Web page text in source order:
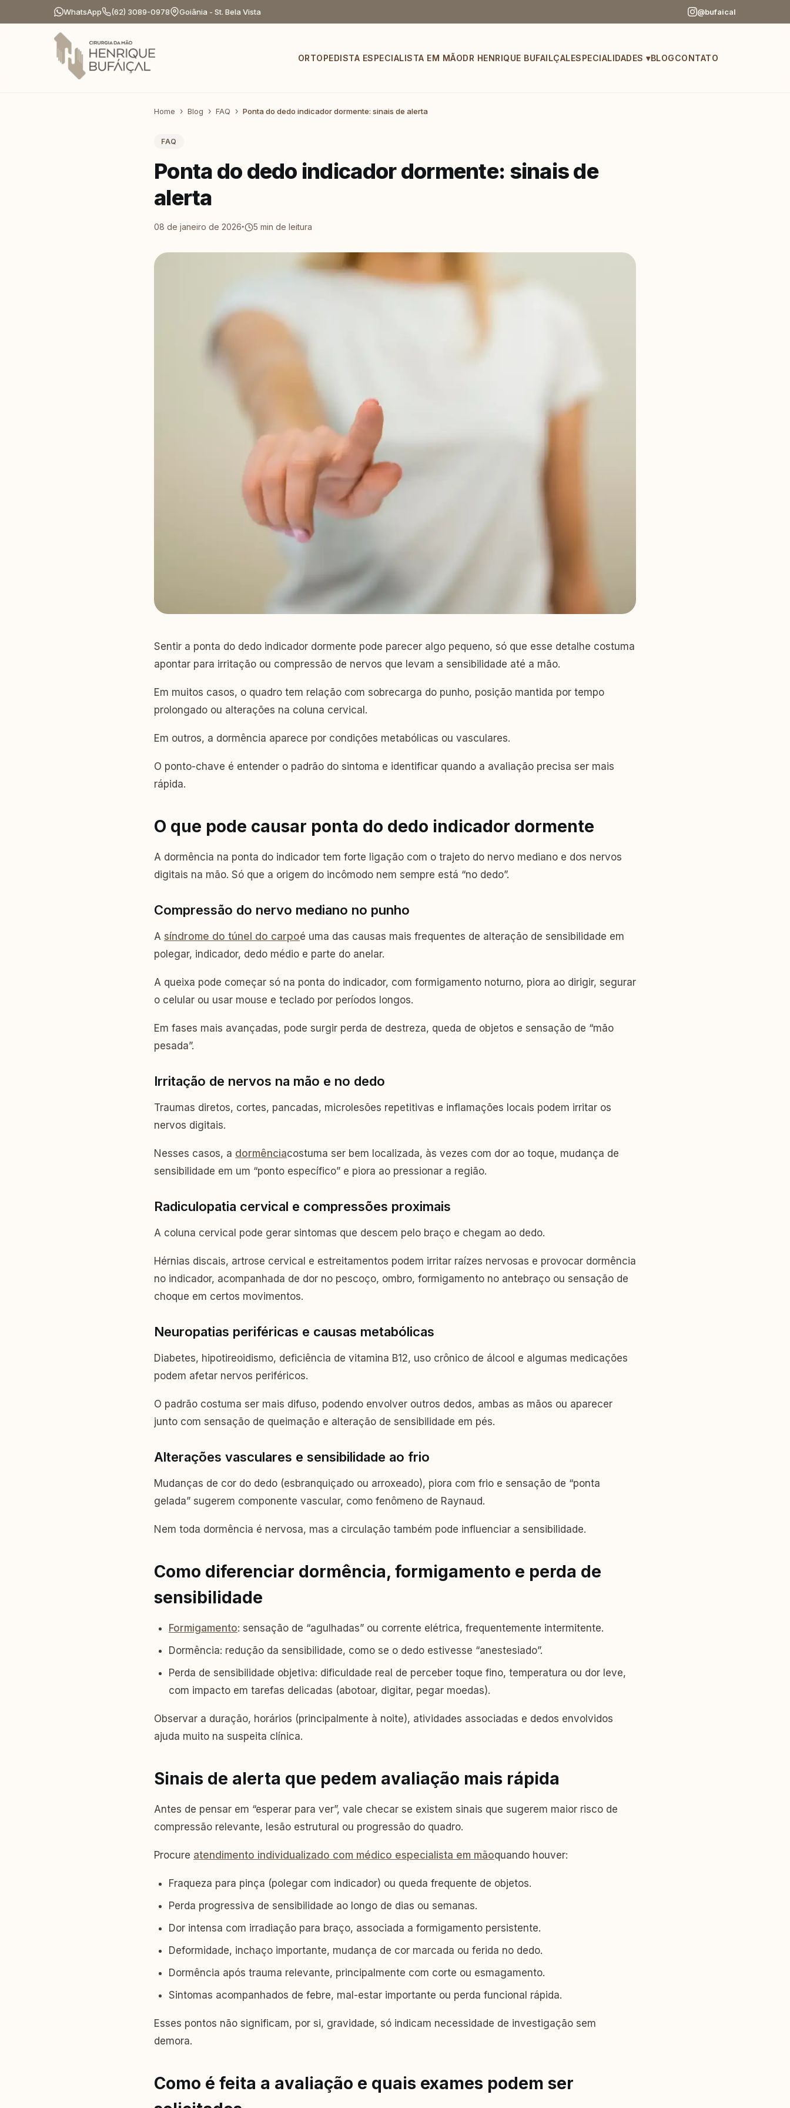
WhatsApp (62) 3089-0978 Goiânia - St. Bela Vista @bufaical
ORTOPEDISTA ESPECIALISTA EM MÃODR HENRIQUE BUFAILÇALESPECIALIDADES ▾BLOGCONTATO
Home Blog FAQ Ponta do dedo indicador dormente: sinais de alerta
FAQ
Ponta do dedo indicador dormente: sinais de
alerta
08 de janeiro de 2026· 5 min de leitura
Sentir a ponta do dedo indicador dormente pode parecer algo pequeno, só que esse detalhe costuma
apontar para irritação ou compressão de nervos que levam a sensibilidade até a mão.
Em muitos casos, o quadro tem relação com sobrecarga do punho, posição mantida por tempo
prolongado ou alterações na coluna cervical.
Em outros, a dormência aparece por condições metabólicas ou vasculares.
O ponto-chave é entender o padrão do sintoma e identificar quando a avaliação precisa ser mais
rápida.
O que pode causar ponta do dedo indicador dormente
A dormência na ponta do indicador tem forte ligação com o trajeto do nervo mediano e dos nervos
digitais na mão. Só que a origem do incômodo nem sempre está “no dedo”.
Compressão do nervo mediano no punho
A síndrome do túnel do carpoé uma das causas mais frequentes de alteração de sensibilidade em
polegar, indicador, dedo médio e parte do anelar.
A queixa pode começar só na ponta do indicador, com formigamento noturno, piora ao dirigir, segurar
o celular ou usar mouse e teclado por períodos longos.
Em fases mais avançadas, pode surgir perda de destreza, queda de objetos e sensação de “mão
pesada”.
Irritação de nervos na mão e no dedo
Traumas diretos, cortes, pancadas, microlesões repetitivas e inflamações locais podem irritar os
nervos digitais.
Nesses casos, a dormênciacostuma ser bem localizada, às vezes com dor ao toque, mudança de
sensibilidade em um “ponto específico” e piora ao pressionar a região.
Radiculopatia cervical e compressões proximais
A coluna cervical pode gerar sintomas que descem pelo braço e chegam ao dedo.
Hérnias discais, artrose cervical e estreitamentos podem irritar raízes nervosas e provocar dormência
no indicador, acompanhada de dor no pescoço, ombro, formigamento no antebraço ou sensação de
choque em certos movimentos.
Neuropatias periféricas e causas metabólicas
Diabetes, hipotireoidismo, deficiência de vitamina B12, uso crônico de álcool e algumas medicações
podem afetar nervos periféricos.
O padrão costuma ser mais difuso, podendo envolver outros dedos, ambas as mãos ou aparecer
junto com sensação de queimação e alteração de sensibilidade em pés.
Alterações vasculares e sensibilidade ao frio
Mudanças de cor do dedo (esbranquiçado ou arroxeado), piora com frio e sensação de “ponta
gelada” sugerem componente vascular, como fenômeno de Raynaud.
Nem toda dormência é nervosa, mas a circulação também pode influenciar a sensibilidade.
Como diferenciar dormência, formigamento e perda de
sensibilidade
Formigamento: sensação de “agulhadas” ou corrente elétrica, frequentemente intermitente.
Dormência: redução da sensibilidade, como se o dedo estivesse “anestesiado”.
Perda de sensibilidade objetiva: dificuldade real de perceber toque fino, temperatura ou dor leve,
com impacto em tarefas delicadas (abotoar, digitar, pegar moedas).
Observar a duração, horários (principalmente à noite), atividades associadas e dedos envolvidos
ajuda muito na suspeita clínica.
Sinais de alerta que pedem avaliação mais rápida
Antes de pensar em “esperar para ver”, vale checar se existem sinais que sugerem maior risco de
compressão relevante, lesão estrutural ou progressão do quadro.
Procure atendimento individualizado com médico especialista em mãoquando houver:
Fraqueza para pinça (polegar com indicador) ou queda frequente de objetos.
Perda progressiva de sensibilidade ao longo de dias ou semanas.
Dor intensa com irradiação para braço, associada a formigamento persistente.
Deformidade, inchaço importante, mudança de cor marcada ou ferida no dedo.
Dormência após trauma relevante, principalmente com corte ou esmagamento.
Sintomas acompanhados de febre, mal-estar importante ou perda funcional rápida.
Esses pontos não significam, por si, gravidade, só indicam necessidade de investigação sem
demora.
Como é feita a avaliação e quais exames podem ser